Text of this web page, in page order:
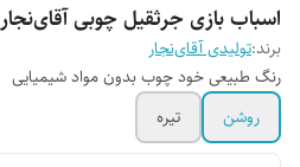
اسباب بازی جرثقیل چوبی آقای‌نجار
برند:تولیدی آقای‌نجار
رنگ طبیعی خود چوب بدون مواد شیمیایی
روشن
تیره